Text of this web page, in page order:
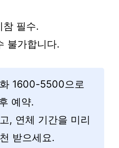
참 필수.
불가합니다.
1600-5500으로
예약.
, 연체 기간을 미리
받으세요.